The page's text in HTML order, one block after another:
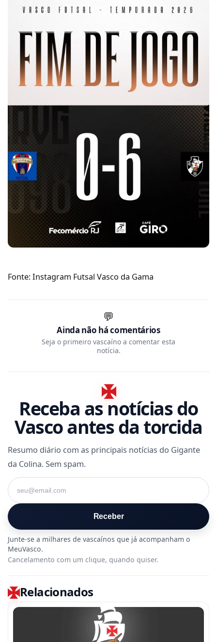
Fonte: Instagram Futsal Vasco da Gama
💬
Ainda não há comentários
Seja o primeiro vascaíno a comentar esta
notícia.
Receba as notícias do
Vasco antes da torcida
Resumo diário com as principais notícias do Gigante
da Colina. Sem spam.
Seu e-mail
Receber
Cancelamento com um clique, quando quiser.
Relacionados